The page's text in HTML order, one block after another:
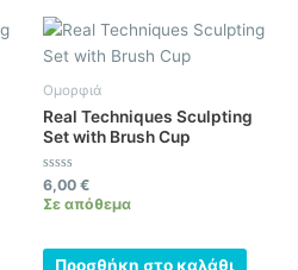
Ομορφιά
Real Techniques Sculpting
Set with Brush Cup
Βαθμολογήθηκε
με
0
6,00 €
Σε απόθεμα
Προσθήκη στο καλάθι